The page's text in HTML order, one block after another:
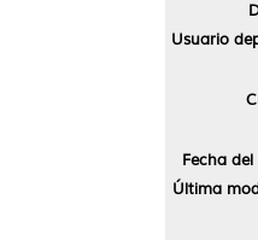
Usuario
Fecha
Última